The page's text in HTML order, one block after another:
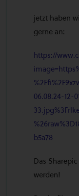
jetzt haben
gerne an:
https://
06.08.24-12-
b5a78
Das
werden!